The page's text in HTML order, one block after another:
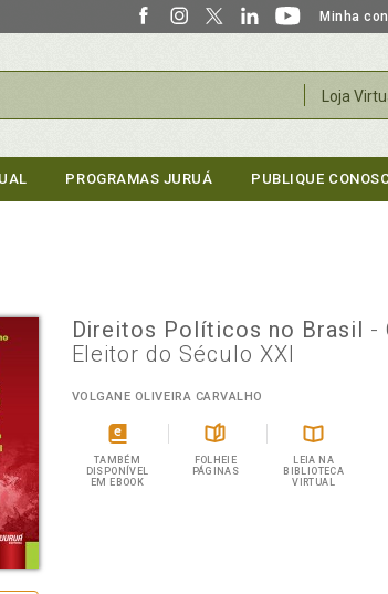
Minha
Loja
PROGRAMAS JURUÁ PUBLIQUE
Direitos Políticos no Brasil -
Eleitor do Século XXI
VOLGANE OLIVEIRA CARVALHO
TAMBÉM
DISPONÍVEL
EM EBOOK
FOLHEIE
PÁGINAS
LEIA NA
BIBLIOTECA
VIRTUAL